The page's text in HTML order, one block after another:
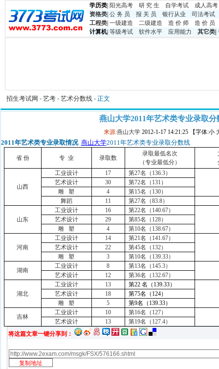
学历类 阳光高考 研 究 生 自学考试
成人高考
资格类 公 务 员 报 关 员 银行从业
司法考试
工程类 一级建造 二级建造 造 价 师
造 价 员
计算机| 等级考试 软件水平 应用能力 其它类
招生考试网 - 艺考 - 艺术分数线 - 正文
燕山大学2011年艺术类专业录取分
来源:燕山大学 2012-1-17 14:21:25 【字体:小
2011年艺术类专业录取情况 燕山大学2011年艺术类专业录取分数线
省 份 专 业 录取数
录取最低名次
（专业最低分）
山西
工业设计 17 第27名（ 136.3）
艺术设计
30 第72名（ 131 ）
雕
塑 4 第15名（ 130）
舞蹈
11 第27名（83.8）
山东
工业设计 16 第22名（ 140.67）
艺术设计
29 第85名（ 128）
雕
塑 4 第10名（ 138.67）
河南
工业设计 14 第21名（ 141.67）
艺术设计
22 第45名（ 132）
雕
塑 3 第10名（ 139.33）
湖南
工业设计 8 第13名（ 145.3）
艺术设计
12 第36名（ 132.67）
湖北
工业设计 13 第22 名（ 139.33）
艺术设计
18 第75名（ 124）
雕
塑 5 第9名（ 139.33）
吉林
工业设计 10 第16名（ 127）
艺术设计
13 第19名（ 127.4）
将这篇文章一键分享到：